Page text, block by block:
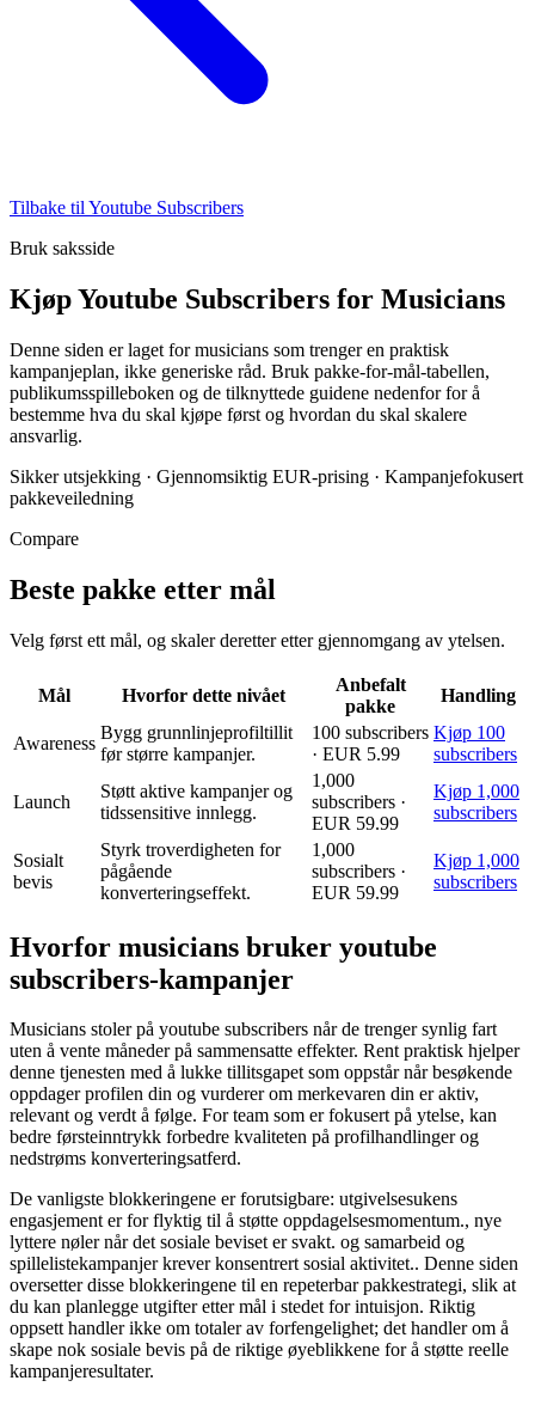
Tilbake til Youtube Subscribers
Bruk saksside
Kjøp Youtube Subscribers for Musicians
Denne siden er laget for musicians som trenger en praktisk
kampanjeplan, ikke generiske råd. Bruk pakke-for-mål-tabellen,
publikumsspilleboken og de tilknyttede guidene nedenfor for å
bestemme hva du skal kjøpe først og hvordan du skal skalere
ansvarlig.
Sikker utsjekking · Gjennomsiktig EUR-prising · Kampanjefokusert
pakkeveiledning
Compare
Beste pakke etter mål
Velg først ett mål, og skaler deretter etter gjennomgang av ytelsen.
Mål Hvorfor dette nivået
Anbefalt
pakke
Handling
Awareness
Bygg grunnlinjeprofiltillit
før større kampanjer.
100 subscribers
· EUR 5.99
Kjøp 100
subscribers
Launch
Støtt aktive kampanjer og
tidssensitive innlegg.
1,000
subscribers ·
EUR 59.99
Kjøp 1,000
subscribers
Sosialt
bevis
Styrk troverdigheten for
pågående
konverteringseffekt.
1,000
subscribers ·
EUR 59.99
Kjøp 1,000
subscribers
Hvorfor musicians bruker youtube
subscribers-kampanjer
Musicians stoler på youtube subscribers når de trenger synlig fart
uten å vente måneder på sammensatte effekter. Rent praktisk hjelper
denne tjenesten med å lukke tillitsgapet som oppstår når besøkende
oppdager profilen din og vurderer om merkevaren din er aktiv,
relevant og verdt å følge. For team som er fokusert på ytelse, kan
bedre førsteinntrykk forbedre kvaliteten på profilhandlinger og
nedstrøms konverteringsatferd.
De vanligste blokkeringene er forutsigbare: utgivelsesukens
engasjement er for flyktig til å støtte oppdagelsesmomentum., nye
lyttere nøler når det sosiale beviset er svakt. og samarbeid og
spillelistekampanjer krever konsentrert sosial aktivitet.. Denne siden
oversetter disse blokkeringene til en repeterbar pakkestrategi, slik at
du kan planlegge utgifter etter mål i stedet for intuisjon. Riktig
oppsett handler ikke om totaler av forfengelighet; det handler om å
skape nok sosiale bevis på de riktige øyeblikkene for å støtte reelle
kampanjeresultater.